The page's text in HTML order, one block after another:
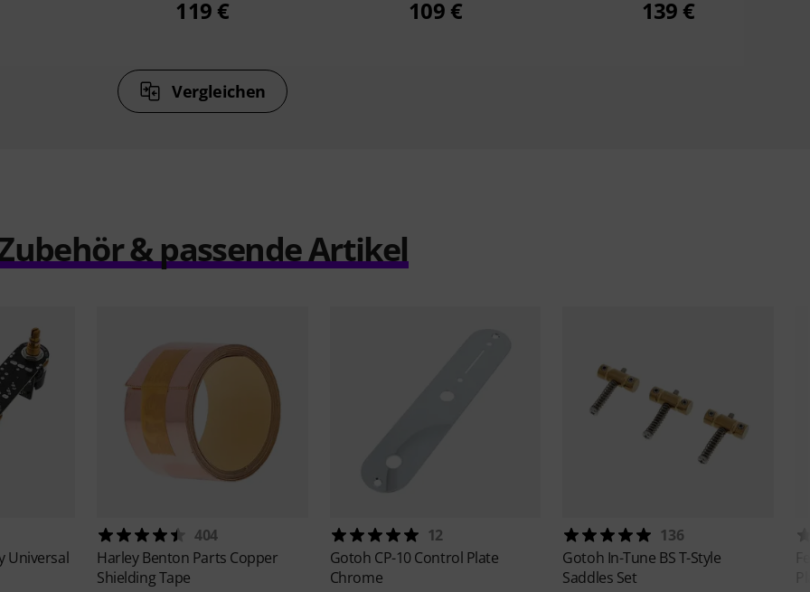
119 € 109 € 139 €
Vergleichen
& passende Artikel
Universal
404
Harley Benton Parts Copper
Shielding Tape
12
Gotoh CP-10 Control Plate
Chrome
136
Gotoh In-Tune BS T-Style
Saddles Set